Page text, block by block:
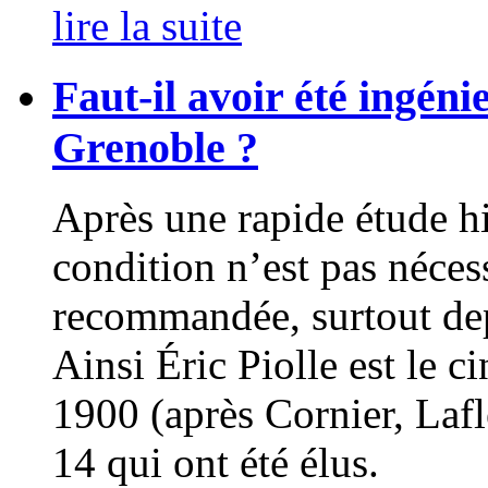
lire la suite
Faut-il avoir été
Grenoble ?
Après une rapide étude
condition n’est pas
recommandée, surtout
Ainsi Éric Piolle est le
1900 (après Cornier,
14 qui ont été élus.